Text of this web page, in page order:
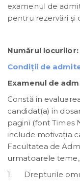
examenul de
pentru rezervări și
Numărul locurilor:
Condiţii de
Examenul de
Constă in
candidat(a) in
pagini (font Times
include motivaţia
Facultatea de
urmatoarele
1. Drepturile